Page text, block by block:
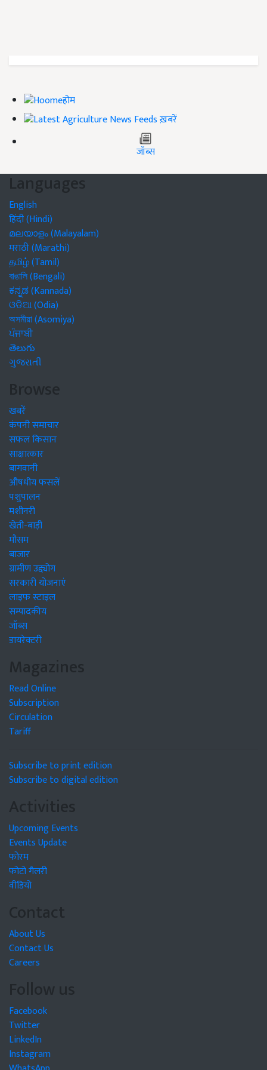
होम
ख़बरें
जॉब्स
Languages
English
हिंदी (Hindi)
മലയാളം (Malayalam)
मराठी (Marathi)
தமிழ் (Tamil)
বাঙালি (Bengali)
ಕನ್ನಡ (Kannada)
ଓଡିଆ (Odia)
অসমীয়া (Asomiya)
ਪੰਜਾਬੀ
తెలుగు
ગુજરાતી
Browse
खबरें
कंपनी समाचार
सफल किसान
साक्षात्कार
बागवानी
औषधीय फसलें
पशुपालन
मशीनरी
खेती-बाड़ी
मौसम
बाजार
ग्रामीण उद्द्योग
सरकारी योजनाएं
लाइफ स्टाइल
सम्पादकीय
जॉब्स
डायरेक्टरी
Magazines
Read Online
Subscription
Circulation
Tariff
Subscribe to print edition
Subscribe to digital edition
Activities
Upcoming Events
Events Update
फोरम
फोटो गैलरी
वीडियो
Contact
About Us
Contact Us
Careers
Follow us
Facebook
Twitter
LinkedIn
Instagram